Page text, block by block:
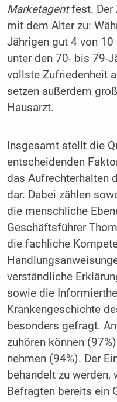
Marketagentfest. Der
mit dem Alter zu:
Jährigen gut 4 von
unter den 70- bis 79-
vollste Zufriedenheit
setzen außerdem
Hausarzt.
Insgesamt stellt die
entscheidenden
das Aufrechterhalten
dar. Dabei zählen
die menschliche
Geschäftsführer
die fachliche
verständliche
sowie die
Krankengeschichte
besonders gefragt.
zuhören können
nehmen (94%). Der
behandelt zu
Befragten bereits ein